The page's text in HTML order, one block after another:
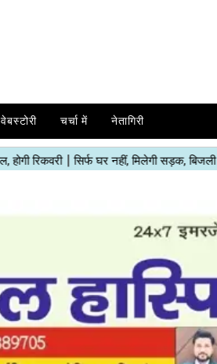
वेबस्टोरी चर्चा में नेतागिरी